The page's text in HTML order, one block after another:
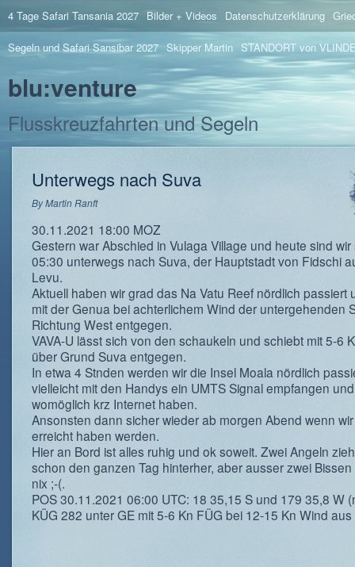
4 Tage Safari Tansania 2027 Bilder + Videos Datenschutzerklärung
Segeln und Safari Sansibar 2027 Skipper Martin STANDORT von
blu:venture
Flusskreuzfahrten und Segeln
Unterwegs nach Suva
ByMartin Ranft
30.11.2021 18:00 MOZ
Gestern war Abschied in Vulaga Village und heute sind
05:30 unterwegs nach Suva, der Hauptstadt von Fidschi
Levu.
Aktuell haben wir grad das Na Vatu Reef nördlich passiert
mit der Genua bei achterlichem Wind der untergehenden
Richtung West entgegen.
VAVA-U lässt sich von den schaukeln und schiebt mit 5-6
über Grund Suva entgegen.
In etwa 4 Stnden werden wir die Insel Moala nördlich
vielleicht mit den Handys ein UMTS Signal empfangen und
womöglich krz Internet haben.
Ansonsten dann sicher wieder ab morgen Abend wenn
erreicht haben werden.
Hier an Bord ist alles ruhig und ok soweit. Zwei Angeln
schon den ganzen Tag hinterher, aber ausser zwei
nix ;-(.
POS 30.11.2021 06:00 UTC: 18 35,15 S und 179 35,8 W
KÜG 282 unter GE mit 5-6 Kn FÜG bei 12-15 Kn Wind